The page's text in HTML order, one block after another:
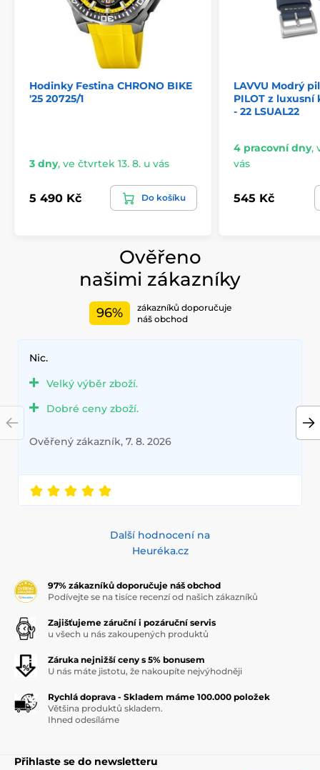
Hodinky Festina CHRONO BIKE
'25 20725/1
3 dny, ve čtvrtek 13. 8. u vás
5 490 Kč Do košíku
LAVVU Modrý
PILOT z luxusní
- 22 LSUAL22
4 pracovní dny,
vás
545 Kč
Ověřeno
našimi zákazníky
96%
zákazníků doporučuje
náš obchod
Nic.
Velký výběr zboží.
Dobré ceny zboží.
Ověřený zákazník, 7. 8. 2026
Další hodnocení na
Heuréka.cz
97% zákazníků doporučuje náš obchod
Podívejte se na tisíce recenzí od našich zákazníků
Zajišťujeme záruční i pozáruční servis
u všech u nás zakoupených produktů
Záruka nejnižší ceny s 5% bonusem
U nás máte jistotu, že nakoupíte nejvýhodněji
Rychlá doprava - Skladem máme 100.000 položek
Většina produktů skladem.
Ihned odesíláme
Přihlaste se do newsletteru